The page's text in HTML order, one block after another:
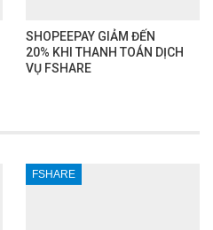
SHOPEEPAY GIẢM ĐẾN
20% KHI THANH TOÁN DỊCH
VỤ FSHARE
FSHARE